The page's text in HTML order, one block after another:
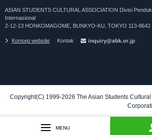
ASIAN STUDENTS CULTURAL ASSOCIATION Divisi
Internasional
2-12-13 HONKOMAGOME, BUNKYO-KU, TOKYO 113-8642
Konsep website Kontak
Copyright(C) 1999-2026 The Asian Students
MENU